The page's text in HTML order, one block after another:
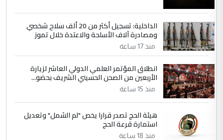
الداخلية: تسجيل أكثر من 20 ألف سلاح شخصي
ومصادرة آلاف الأسلحة والاعتدة خلال تموز
منذ 17 ساعة
انطلاق المؤتمر العلمي الدولي العاشر لزيارة
الأربعين من الصحن الحسيني الشريف بحضو...
منذ 15 ساعة
هيئة الحج تصدر قرارا يخص "لم الشمل" وتعديل
استمارة قرعة الحج
منذ 18 ساعة